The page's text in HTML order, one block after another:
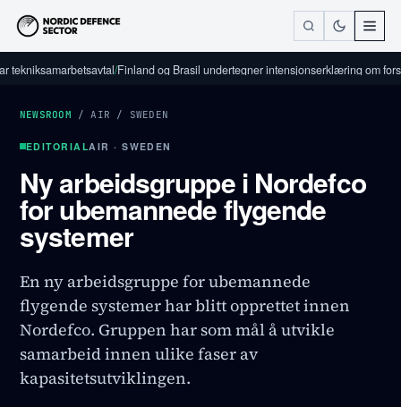
/Finland og Brasil undertegner intensjonserklæring om
NEWSROOM / AIR / SWEDEN
EDITORIALAIR · SWEDEN
Ny arbeidsgruppe i Nordefco
for ubemannede flygende
systemer
En ny arbeidsgruppe for ubemannede
flygende systemer har blitt opprettet innen
Nordefco. Gruppen har som mål å utvikle
samarbeid innen ulike faser av
kapasitetsutviklingen.